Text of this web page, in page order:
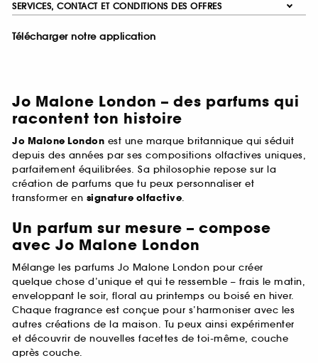
SERVICES, CONTACT ET CONDITIONS DES OFFRES
Télécharger notre application
Jo Malone London – des parfums qui
racontent ton histoire
Jo Malone London est une marque britannique qui séduit
depuis des années par ses compositions olfactives uniques,
parfaitement équilibrées. Sa philosophie repose sur la
création de parfums que tu peux personnaliser et
transformer en signature olfactive.
Un parfum sur mesure – compose
avec Jo Malone London
Mélange les parfums Jo Malone London pour créer
quelque chose d’unique et qui te ressemble – frais le matin,
enveloppant le soir, floral au printemps ou boisé en hiver.
Chaque fragrance est conçue pour s’harmoniser avec les
autres créations de la maison. Tu peux ainsi expérimenter
et découvrir de nouvelles facettes de toi-même, couche
après couche.